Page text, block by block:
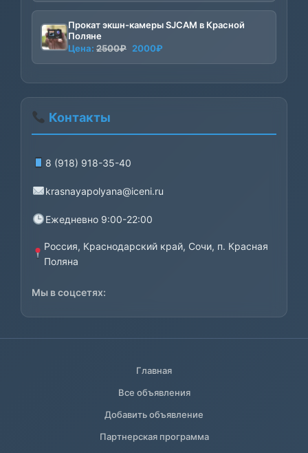
Прокат экшн-камеры SJCAM в Красной
Поляне
Цена: 2500₽ Первоначальная
2000₽
Контакты
8 (918) 918-35-40
krasnayapolyana@iceni.ru
Ежедневно 9:00-22:00
Россия, Краснодарский край, Сочи, п. Красная
Поляна
Мы в соцсетях:
Главная
Все объявления
Добавить объявление
Партнерская программа